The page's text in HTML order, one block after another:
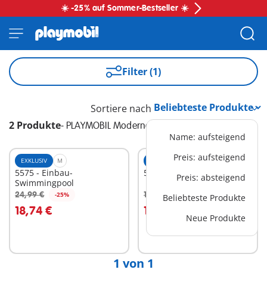
☀️ -25% auf Sommer-Bestseller ☀️
Filter (1)
2 Produkte- PLAYMOBIL Moderne Luxusvilla
Sortiere nach
Name: aufsteigend
Preis: aufsteigend
Preis: absteigend
Beliebteste Produkte
Neue Produkte
EXKLUSIV M
5575 - Einbau-
Swimmingpool
24,99 € -25%
18,74 €
In den Warenkorb
EXKLUSIV M
5582 - Designerküche
19,99 € -25%
14,99 €
In den Warenkorb
1 von 1